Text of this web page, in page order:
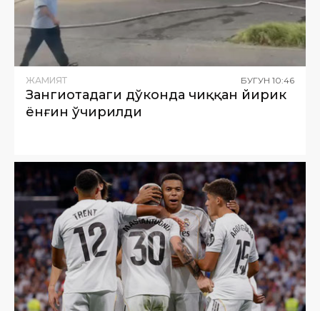
ЖАМИЯТ БУГУН 10:46
Зангиотадаги дўконда чиққан йирик
ёнғин ўчирилди